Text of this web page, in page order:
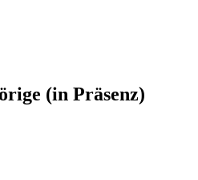
(in Präsenz)